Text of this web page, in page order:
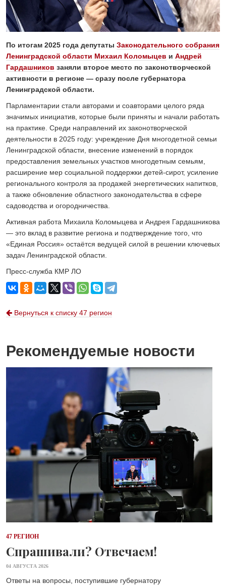
ОБЩЕСТВО
Спрашивали? Отвечаем!
По итогам 2025 года депутаты Законодательного собрания
Ленинградской области Михаил Коломыцев и Андрей
Гардашников заняли второе место по законотворческой
активности в регионе — сразу после губернатора
Ленинградской области.
Парламентарии стали авторами и соавторами целого ряда
значимых инициатив, которые были приняты и начали работать
на практике. Среди направлений их законотворческой
деятельности в 2025 году: учреждение Дня многодетной семьи
Ленинградской области, внесение изменений в порядок
предоставления земельных участков многодетным семьям,
расширение мер социальной поддержки детей-сирот, усиление
регионального контроля за продажей энергетических напитков,
а также обновление областного законодательства в сфере
садоводства и огородничества.
Активная работа Михаила Коломыцева и Андрея Гардашникова
— это вклад в развитие региона и подтверждение того, что
«Единая Россия» остаётся ведущей силой в решении ключевых
задач Ленинградской области.
Пресс-служба КМР ЛО
Вернуться к списку 47 регион
Рекомендуемые новости
47 РЕГИОН
Спрашивали? Отвечаем!
04 АВГУСТА 2026
Ответы на вопросы, поступившие губернатору